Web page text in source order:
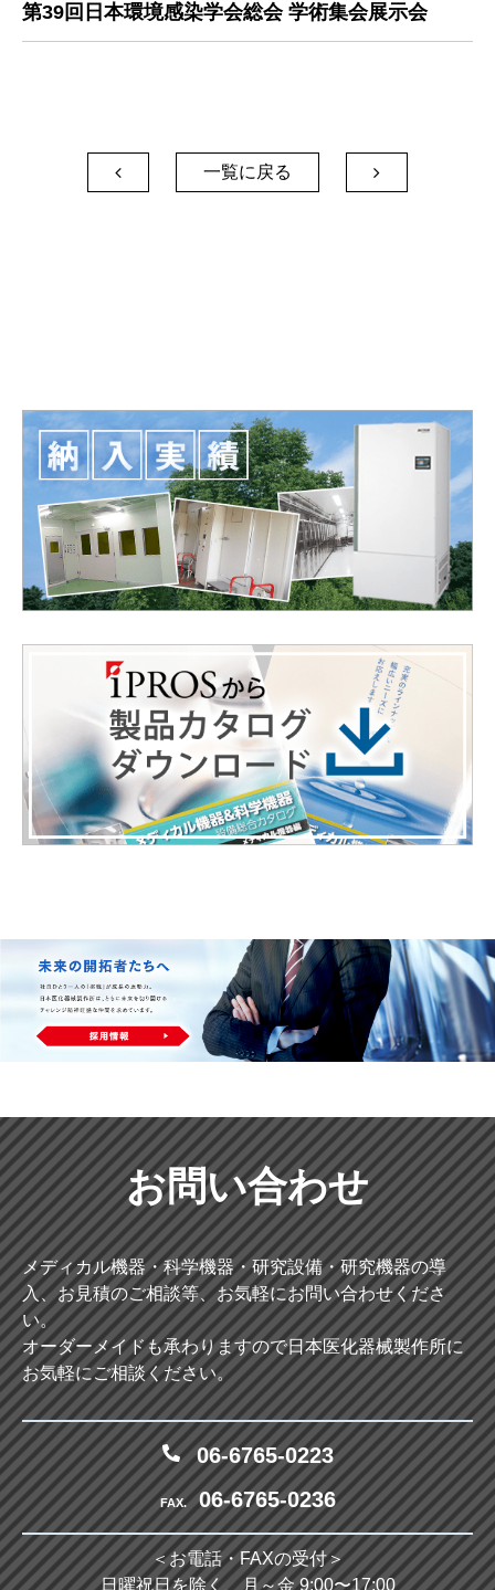
第39回日本環境感染学会総会 学術集会展示会
 一覧に戻る 
お問い合わせ
メディカル機器・科学機器・研究設備・研究機器の導
入、お見積のご相談等、お気軽にお問い合わせくださ
い。
オーダーメイドも承わりますので日本医化器械製作所に
お気軽にご相談ください。
06-6765-0223
FAX. 06-6765-0236
＜お電話・FAXの受付＞
日曜祝日を除く、月～金 9:00〜17:00